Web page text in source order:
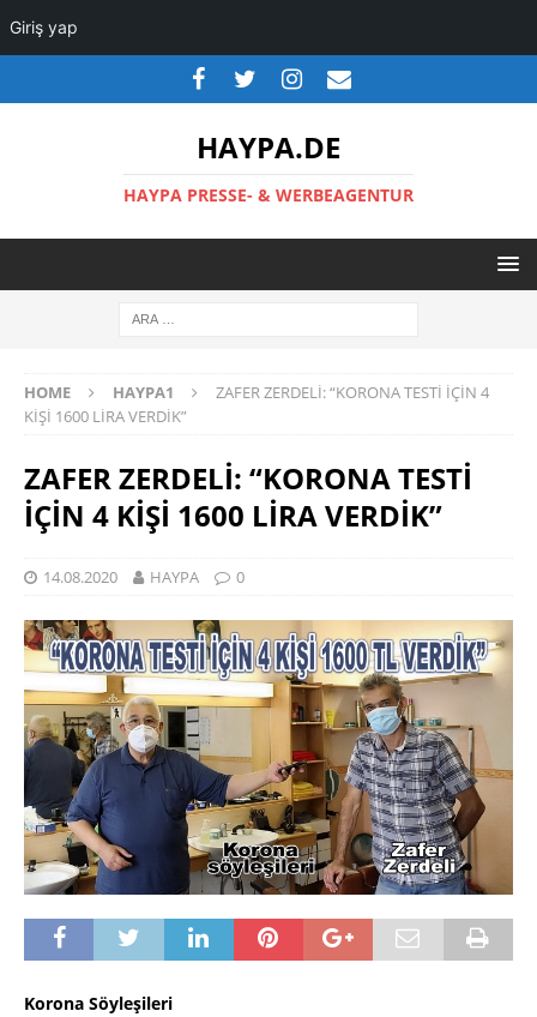
HAYPA.DE
HAYPA PRESSE- & WERBEAGENTUR
HOME HAYPA1
ZAFER ZERDELİ: “KORONA TESTİ İÇİN 4
KİŞİ 1600 LİRA VERDİK”
ZAFER ZERDELİ: “KORONA TESTİ
İÇİN 4 KİŞİ 1600 LİRA VERDİK”
14.08.2020 HAYPA 0
Korona Söyleşileri
Giriş yap